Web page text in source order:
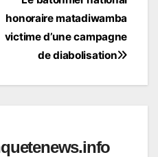
honoraire matadiwamba
victime d’une campagne
de diabolisation